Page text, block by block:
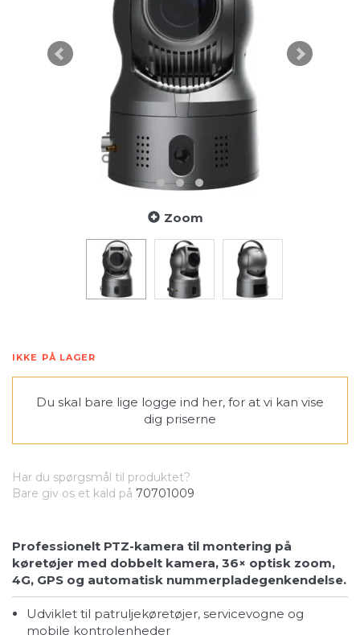
Zoom
IKKE PÅ LAGER
Du skal bare lige logge ind her, for at vi kan vise
dig priserne
Har du spørgsmål til produktet?
Bare giv os et kald på 70701009
Professionelt PTZ-kamera til montering på
køretøjer med dobbelt kamera, 36× optisk zoom,
4G, GPS og automatisk nummerpladegenkendelse.
Udviklet til patruljekøretøjer, servicevogne og
mobile kontrolenheder